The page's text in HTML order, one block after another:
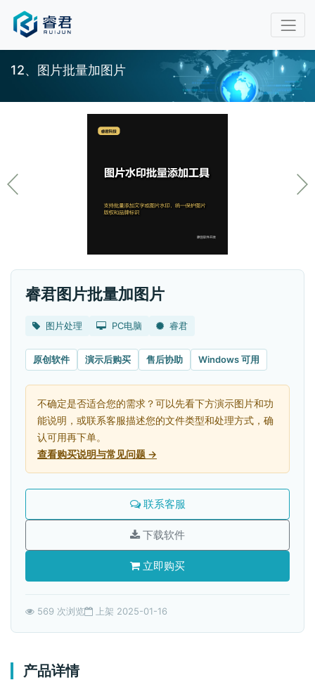
12、图片批量加图片
睿君图片批量加图片
图片处理 PC电脑 睿君
原创软件 演示后购买 售后协助 Windows 可用
不确定是否适合您的需求？可以先看下方演示图片和功
能说明，或联系客服描述您的文件类型和处理方式，确
认可用再下单。
查看购买说明与常见问题 →
联系客服
下载软件
立即购买
569 次浏览 上架 2025-01-16
产品详情